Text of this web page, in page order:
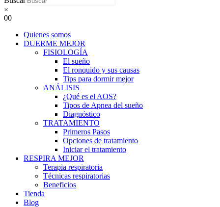
×
00
Quienes somos
DUERME MEJOR
FISIOLOGÍA
El sueño
El ronquido y sus causas
Tips para dormir mejor
ANÁLISIS
¿Qué es el AOS?
Tipos de Apnea del sueño
Diagnóstico
TRATAMIENTO
Primeros Pasos
Opciones de tratamiento
Iniciar el tratamiento
RESPIRA MEJOR
Terapia respiratoria
Técnicas respiratorias
Beneficios
Tienda
Blog